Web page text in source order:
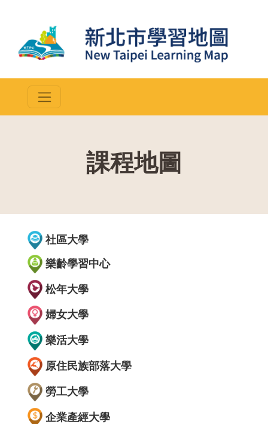
課程地圖
社區大學
樂齡學習中心
松年大學
婦女大學
樂活大學
原住民族部落大學
勞工大學
企業產經大學